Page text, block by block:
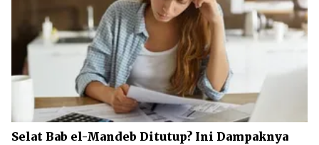
Selat Bab el-Mandeb Ditutup? Ini Dampaknya